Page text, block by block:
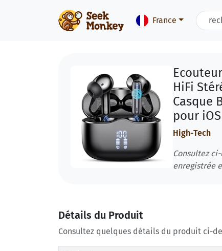
France
HiFi
Casque
pour
High-Tech
Consultez
enregistrée
Détails du Produit
Consultez quelques détails du produit ci-